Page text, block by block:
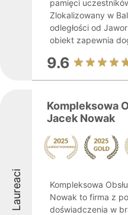
pamięci
Zlokalizowany w
odległości od
obiekt zapewnia
9.6
Laureaci
Kompleksowa
Jacek Nowak
Kompleksowa
Nowak to firma z
doświadczenia w